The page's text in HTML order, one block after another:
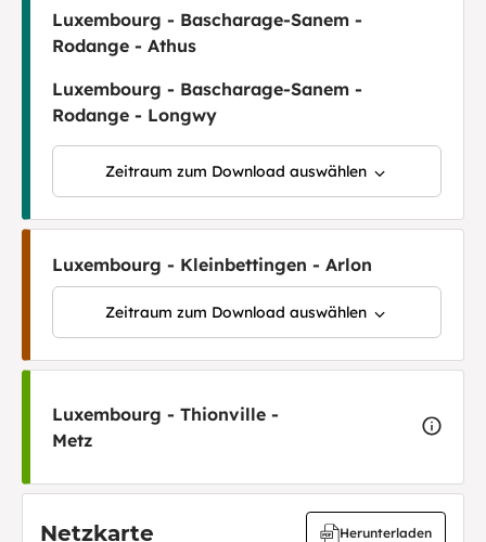
Luxembourg - Bascharage-Sanem -
Rodange - Athus
Luxembourg - Bascharage-Sanem -
Rodange - Longwy
Zeitraum zum Download auswählen
Luxembourg - Kleinbettingen - Arlon
Zeitraum zum Download auswählen
Luxembourg - Thionville -
Metz
Netzkarte Herunterladen